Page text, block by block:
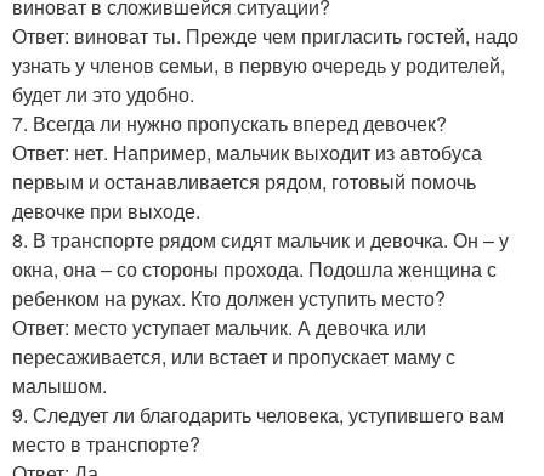
виноват в сложившейся ситуации?
Ответ: виноват ты. Прежде чем пригласить гостей, надо
узнать у членов семьи, в первую очередь у родителей,
будет ли это удобно.
7. Всегда ли нужно пропускать вперед девочек?
Ответ: нет. Например, мальчик выходит из автобуса
первым и останавливается рядом, готовый помочь
девочке при выходе.
8. В транспорте рядом сидят мальчик и девочка. Он – у
окна, она – со стороны прохода. Подошла женщина с
ребенком на руках. Кто должен уступить место?
Ответ: место уступает мальчик. А девочка или
пересаживается, или встает и пропускает маму с
малышом.
9. Следует ли благодарить человека, уступившего вам
место в транспорте?